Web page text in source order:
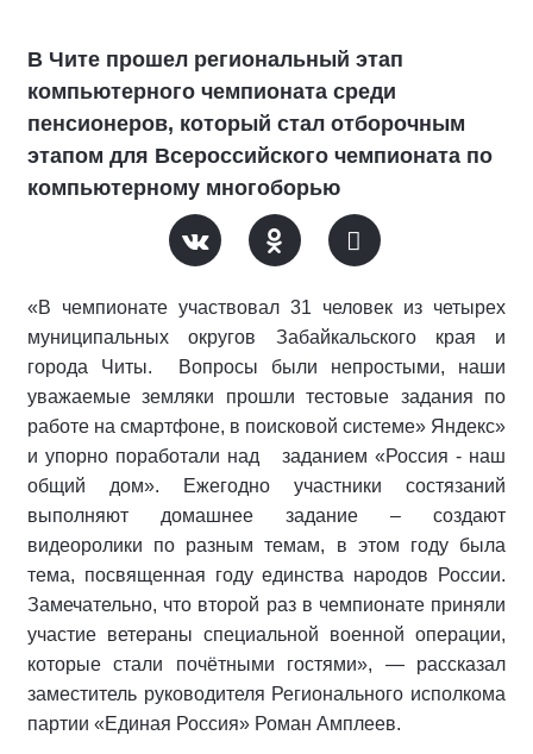
В Чите прошел региональный этап
компьютерного чемпионата среди
пенсионеров, который стал отборочным
этапом для Всероссийского чемпионата по
компьютерному многоборью
«В чемпионате участвовал 31 человек из четырех
муниципальных округов Забайкальского края и
города Читы. Вопросы были непростыми, наши
уважаемые земляки прошли тестовые задания по
работе на смартфоне, в поисковой системе» Яндекс»
и упорно поработали над заданием «Россия - наш
общий дом». Ежегодно участники состязаний
выполняют домашнее задание – создают
видеоролики по разным темам, в этом году была
тема, посвященная году единства народов России.
Замечательно, что второй раз в чемпионате приняли
участие ветераны специальной военной операции,
которые стали почётными гостями», — рассказал
заместитель руководителя Регионального исполкома
партии «Единая Россия» Роман Амплеев.